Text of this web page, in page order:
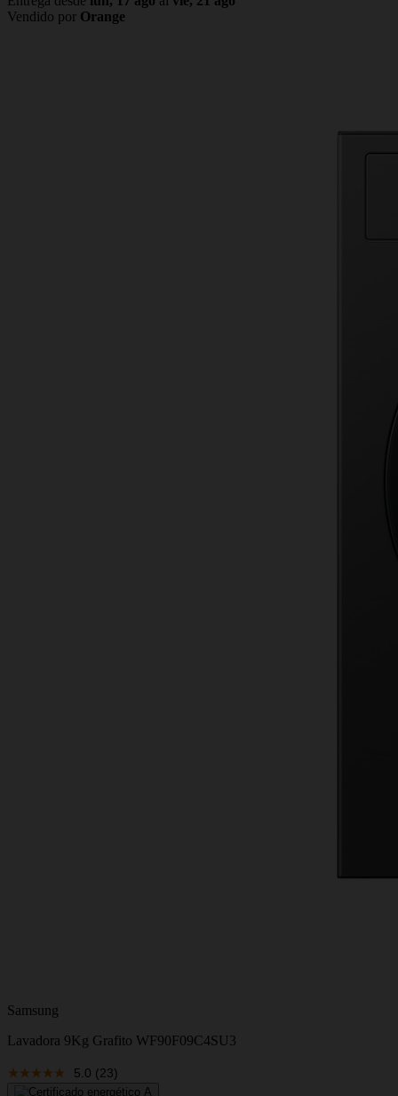
Vendido por Orange
Samsung
Lavadora 9Kg Grafito WF90F09C4SU3 𝅸 ‎
5.0 (23)